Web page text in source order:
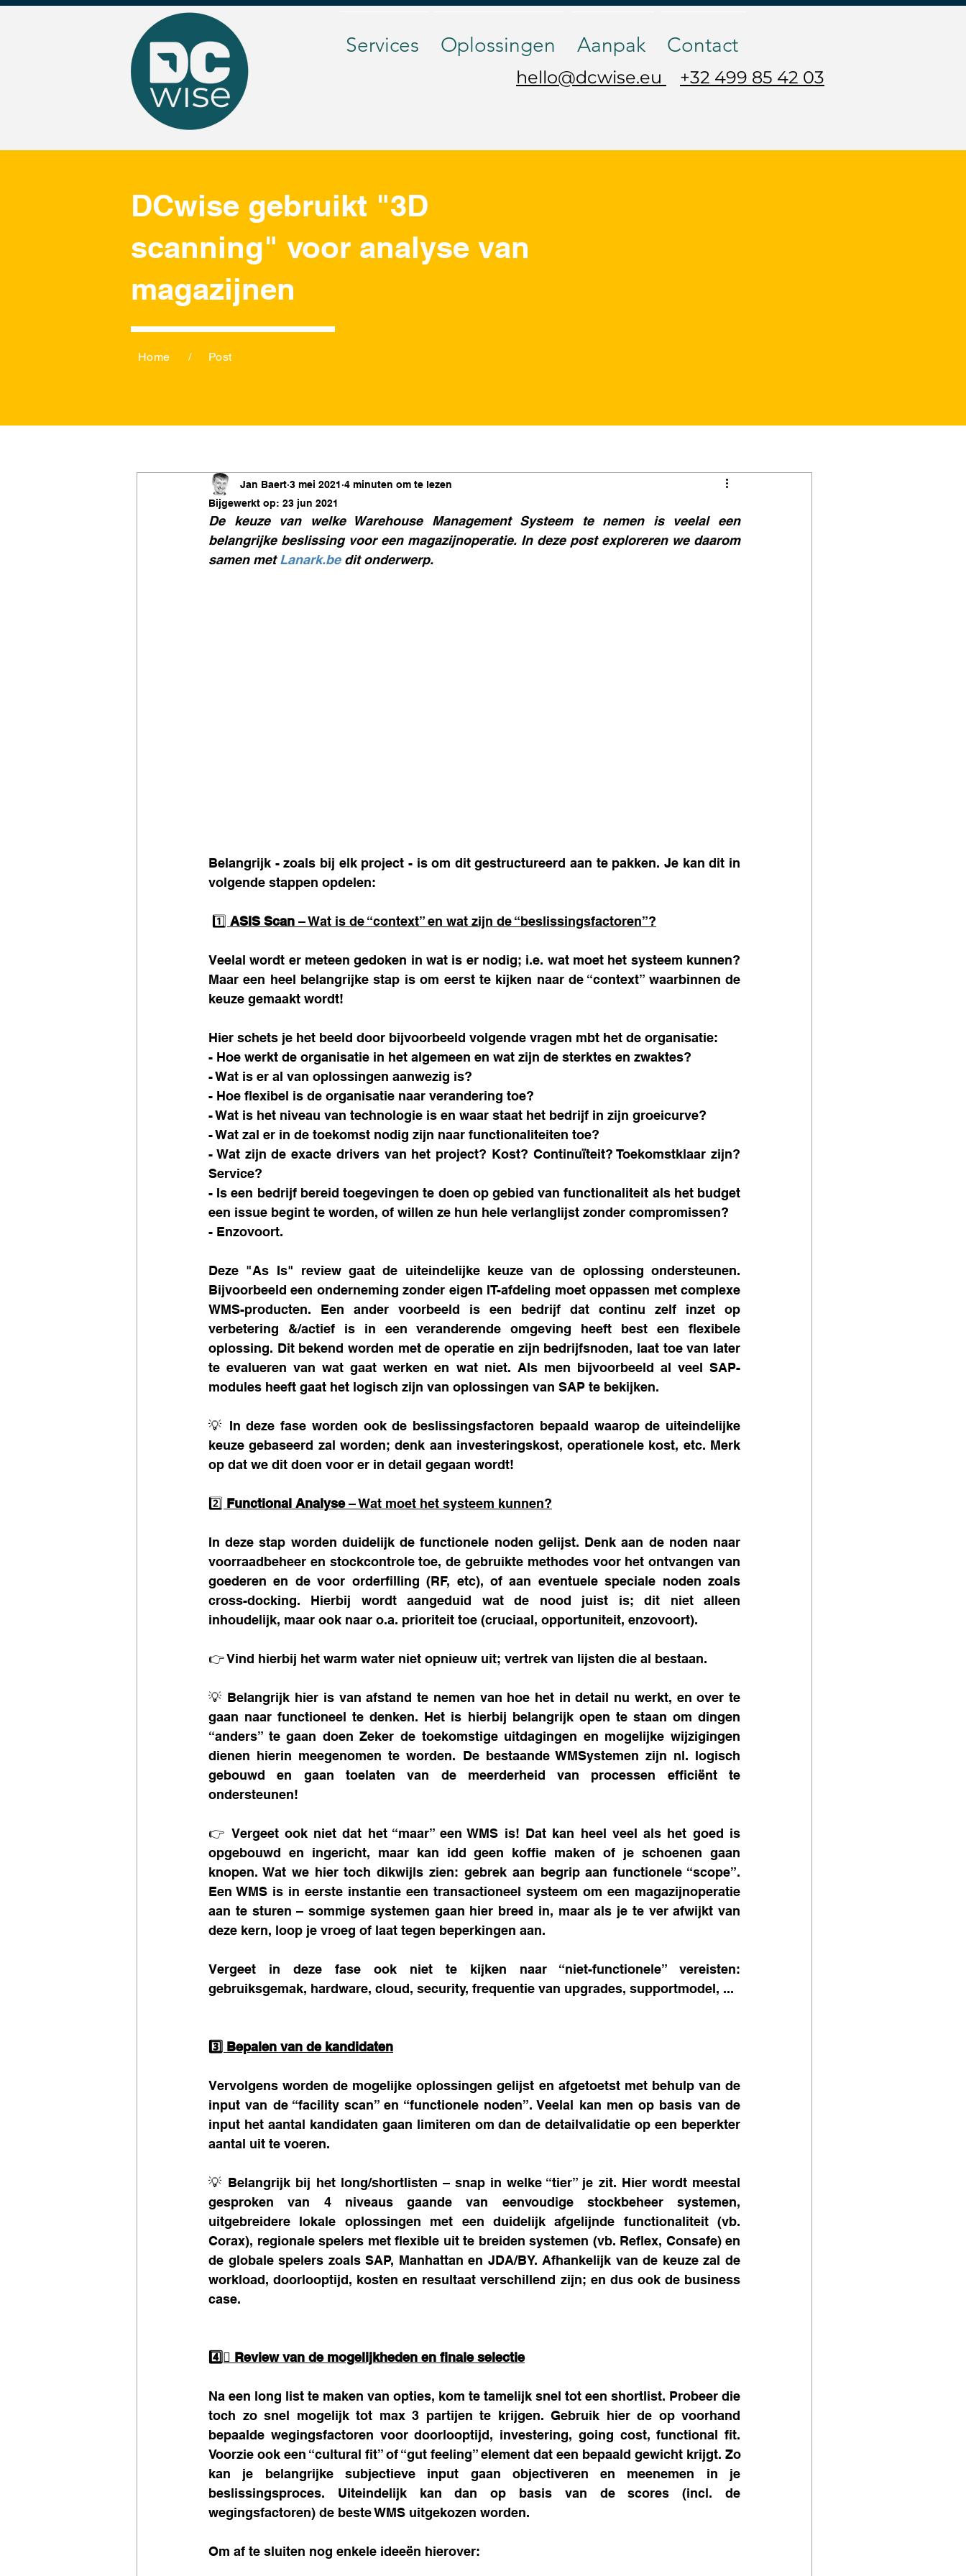
Services Oplossingen Aanpak Contact
+32 499 85 42 03
hello@dcwise.eu
DCwise gebruikt "3D
scanning" voor analyse van
magazijnen
Home / Post
Jan Baert 3 mei 2021 4 minuten om te lezen
Bijgewerkt op: 23 jun 2021
De keuze van welke Warehouse Management Systeem te nemen is veelal een
belangrijke beslissing voor een magazijnoperatie. In deze post exploreren we daarom
samen met Lanark.be dit onderwerp.
Belangrijk - zoals bij elk project - is om dit gestructureerd aan te pakken. Je kan dit in
volgende stappen opdelen:
1️⃣ ASIS Scan – Wat is de “context” en wat zijn de “beslissingsfactoren”?
Veelal wordt er meteen gedoken in wat is er nodig; i.e. wat moet het systeem kunnen?
Maar een heel belangrijke stap is om eerst te kijken naar de “context” waarbinnen de
keuze gemaakt wordt!
Hier schets je het beeld door bijvoorbeeld volgende vragen mbt het de organisatie:
- Hoe werkt de organisatie in het algemeen en wat zijn de sterktes en zwaktes?
- Wat is er al van oplossingen aanwezig is?
- Hoe flexibel is de organisatie naar verandering toe?
- Wat is het niveau van technologie is en waar staat het bedrijf in zijn groeicurve?
- Wat zal er in de toekomst nodig zijn naar functionaliteiten toe?
- Wat zijn de exacte drivers van het project? Kost? Continuïteit? Toekomstklaar zijn?
Service?
- Is een bedrijf bereid toegevingen te doen op gebied van functionaliteit als het budget
een issue begint te worden, of willen ze hun hele verlanglijst zonder compromissen?
- Enzovoort.
Deze "As Is" review gaat de uiteindelijke keuze van de oplossing ondersteunen.
Bijvoorbeeld een onderneming zonder eigen IT-afdeling moet oppassen met complexe
WMS-producten. Een ander voorbeeld is een bedrijf dat continu zelf inzet op
verbetering &/actief is in een veranderende omgeving heeft best een flexibele
oplossing. Dit bekend worden met de operatie en zijn bedrijfsnoden, laat toe van later
te evalueren van wat gaat werken en wat niet. Als men bijvoorbeeld al veel SAP-
modules heeft gaat het logisch zijn van oplossingen van SAP te bekijken.
💡 In deze fase worden ook de beslissingsfactoren bepaald waarop de uiteindelijke
keuze gebaseerd zal worden; denk aan investeringskost, operationele kost, etc. Merk
op dat we dit doen voor er in detail gegaan wordt!
2️⃣ Functional Analyse – Wat moet het systeem kunnen?
In deze stap worden duidelijk de functionele noden gelijst. Denk aan de noden naar
voorraadbeheer en stockcontrole toe, de gebruikte methodes voor het ontvangen van
goederen en de voor orderfilling (RF, etc), of aan eventuele speciale noden zoals
cross-docking. Hierbij wordt aangeduid wat de nood juist is; dit niet alleen
inhoudelijk, maar ook naar o.a. prioriteit toe (cruciaal, opportuniteit, enzovoort).
👉 Vind hierbij het warm water niet opnieuw uit; vertrek van lijsten die al bestaan.
💡 Belangrijk hier is van afstand te nemen van hoe het in detail nu werkt, en over te
gaan naar functioneel te denken. Het is hierbij belangrijk open te staan om dingen
“anders” te gaan doen Zeker de toekomstige uitdagingen en mogelijke wijzigingen
dienen hierin meegenomen te worden. De bestaande WMSystemen zijn nl. logisch
gebouwd en gaan toelaten van de meerderheid van processen efficiënt te
ondersteunen!
👉 Vergeet ook niet dat het “maar” een WMS is! Dat kan heel veel als het goed is
opgebouwd en ingericht, maar kan idd geen koffie maken of je schoenen gaan
knopen. Wat we hier toch dikwijls zien: gebrek aan begrip aan functionele “scope”.
Een WMS is in eerste instantie een transactioneel systeem om een magazijnoperatie
aan te sturen – sommige systemen gaan hier breed in, maar als je te ver afwijkt van
deze kern, loop je vroeg of laat tegen beperkingen aan.
Vergeet in deze fase ook niet te kijken naar “niet-functionele” vereisten:
gebruiksgemak, hardware, cloud, security, frequentie van upgrades, supportmodel, ...
3️⃣ Bepalen van de kandidaten
Vervolgens worden de mogelijke oplossingen gelijst en afgetoetst met behulp van de
input van de “facility scan” en “functionele noden”. Veelal kan men op basis van de
input het aantal kandidaten gaan limiteren om dan de detailvalidatie op een beperkter
aantal uit te voeren.
💡 Belangrijk bij het long/shortlisten – snap in welke “tier” je zit. Hier wordt meestal
gesproken van 4 niveaus gaande van eenvoudige stockbeheer systemen,
uitgebreidere lokale oplossingen met een duidelijk afgelijnde functionaliteit (vb.
Corax), regionale spelers met flexible uit te breiden systemen (vb. Reflex, Consafe) en
de globale spelers zoals SAP, Manhattan en JDA/BY. Afhankelijk van de keuze zal de
workload, doorlooptijd, kosten en resultaat verschillend zijn; en dus ook de business
case.
4️⃣️⃣ Review van de mogelijkheden en finale selectie
Na een long list te maken van opties, kom te tamelijk snel tot een shortlist. Probeer die
toch zo snel mogelijk tot max 3 partijen te krijgen. Gebruik hier de op voorhand
bepaalde wegingsfactoren voor doorlooptijd, investering, going cost, functional fit.
Voorzie ook een “cultural fit” of “gut feeling” element dat een bepaald gewicht krijgt. Zo
kan je belangrijke subjectieve input gaan objectiveren en meenemen in je
beslissingsproces. Uiteindelijk kan dan op basis van de scores (incl. de
wegingsfactoren) de beste WMS uitgekozen worden.
Om af te sluiten nog enkele ideeën hierover: